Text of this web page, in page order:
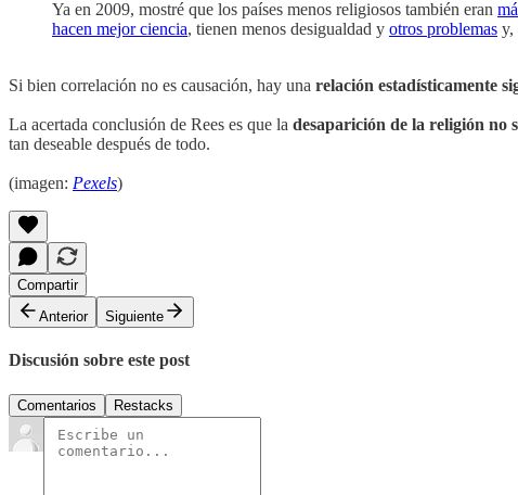
Ya en 2009, mostré que los países menos religiosos también eran
hacen mejor ciencia, tienen menos desigualdad y otros problemas y,
Si bien correlación no es causación, hay una relación estadísticamente
La acertada conclusión de Rees es que la desaparición de la religión no
tan deseable después de todo.
(imagen: Pexels)
Compartir
Anterior
Siguiente
Discusión sobre este post
Comentarios Restacks